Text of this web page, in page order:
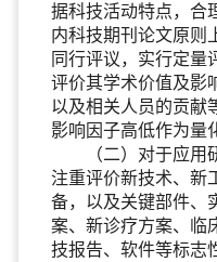
据科技活动特点，合
内科技期刊论文原则
同行评议，实行定量
评价其学术价值及影
以及相关人员的贡献
影响因子高低作为量
（二）对于应用
注重评价新技术、新
备，以及关键部件、
案、新诊疗方案、临
技报告、软件等标志